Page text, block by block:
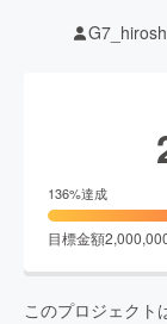
136%達成
目標金額
このプロジェクト